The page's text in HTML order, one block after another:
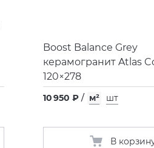
Boost Balance Grey
керамогранит Atlas
120×278
10 950 ₽ / м² шт
В